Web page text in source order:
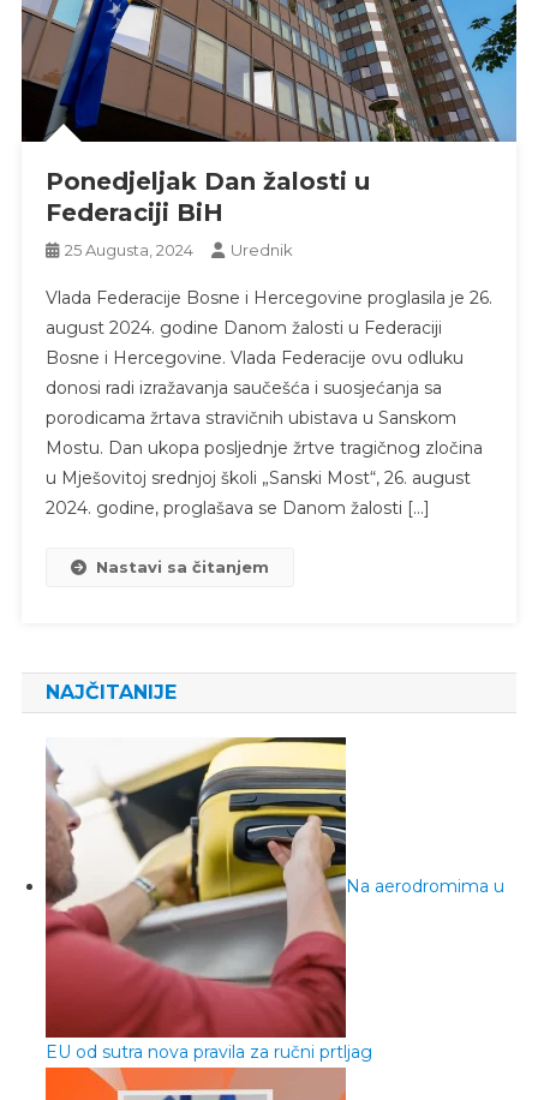
Ponedjeljak Dan žalosti u
Federaciji BiH
25 Augusta, 2024 Urednik
Vlada Federacije Bosne i Hercegovine proglasila je 26.
august 2024. godine Danom žalosti u Federaciji
Bosne i Hercegovine. Vlada Federacije ovu odluku
donosi radi izražavanja saučešća i suosjećanja sa
porodicama žrtava stravičnih ubistava u Sanskom
Mostu. Dan ukopa posljednje žrtve tragičnog zločina
u Mješovitoj srednjoj školi „Sanski Most“, 26. august
2024. godine, proglašava se Danom žalosti […]
Nastavi sa čitanjem
NAJČITANIJE
Na aerodromima u
EU od sutra nova pravila za ručni prtljag